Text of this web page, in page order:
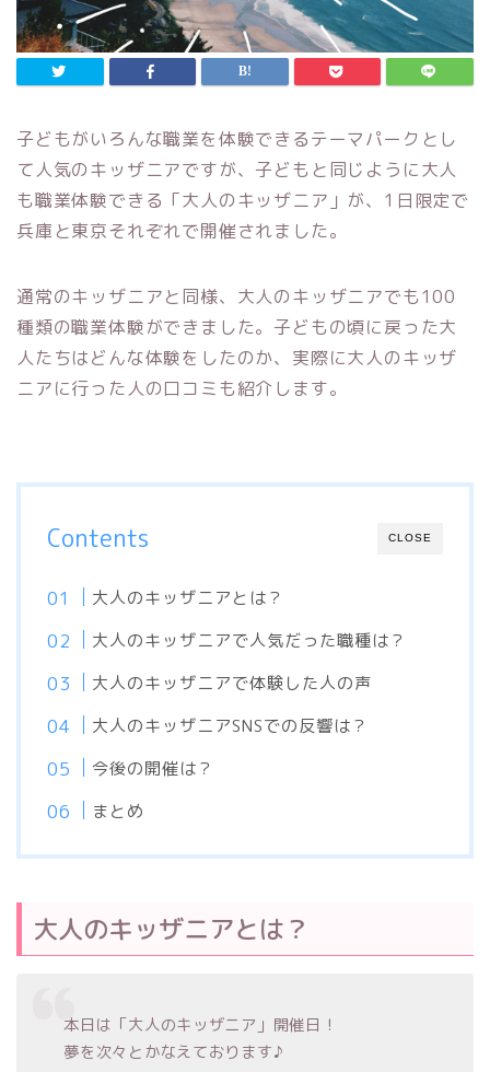
子どもがいろんな職業を体験できるテーマパークとし
て人気のキッザニアですが、子どもと同じように大人
も職業体験できる「大人のキッザニア」が、1日限定で
兵庫と東京それぞれで開催されました。
通常のキッザニアと同様、大人のキッザニアでも100
種類の職業体験ができました。子どもの頃に戻った大
人たちはどんな体験をしたのか、実際に大人のキッザ
ニアに行った人の口コミも紹介します。
CLOSE
Contents
大人のキッザニアとは？
大人のキッザニアで人気だった職種は？
大人のキッザニアで体験した人の声
大人のキッザニアSNSでの反響は？
今後の開催は？
まとめ
大人のキッザニアとは？
本日は「大人のキッザニア」開催日！
夢を次々とかなえております♪